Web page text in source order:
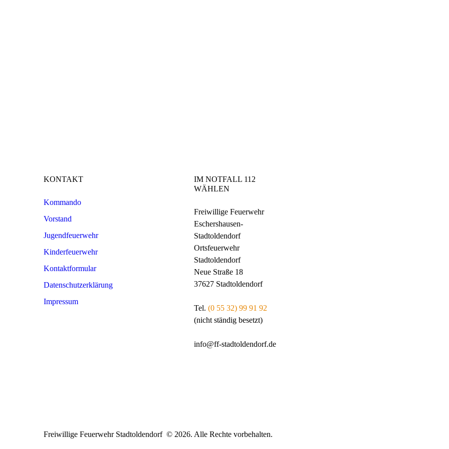
KONTAKT
Kommando
Vorstand
Jugendfeuerwehr
Kinderfeuerwehr
Kontaktformular
Datenschutzerklärung
Impressum
IM NOTFALL 112
WÄHLEN
Freiwillige Feuerwehr
Eschershausen-
Stadtoldendorf
Ortsfeuerwehr
Stadtoldendorf
Neue Straße 18
37627 Stadtoldendorf
Tel. (0 55 32) 99 91 92
(nicht ständig besetzt)
info@ff-stadtoldendorf.de
Freiwillige Feuerwehr Stadtoldendorf © 2026. Alle Rechte vorbehalten.